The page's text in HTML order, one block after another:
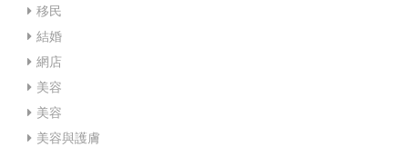
移民
結婚
網店
美容
美容
美容與護膚